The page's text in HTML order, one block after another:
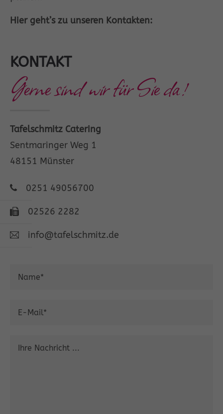
info@yourdomain.com
About us
adipiscing elit.
magnis dis parturient montes, nascetur
ridiculus mus. Donec quam felis, ultricies
nec.
Hier geht’s zu unseren Kontakten:
KONTAKT
Gerne sind wir für Sie da!
Tafelschmitz Catering
Sentmaringer Weg 1
48151 Münster
0251 49056700
02526 2282
info@tafelschmitz.de